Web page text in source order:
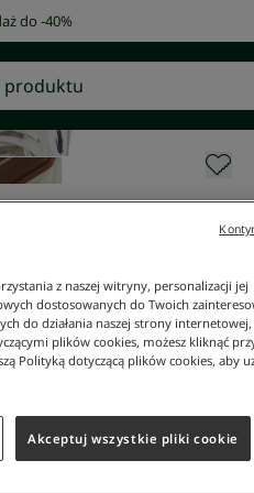
dostawa od 400 zł!
z naszej witryny, personalizacji jej
dostosowanych do Twoich
do działania naszej strony
plików cookies, możesz kliknąć
Polityką dotyczącą plików cookies, aby
Akceptuj wszystkie pliki cookie